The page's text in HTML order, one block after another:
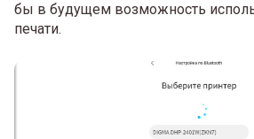
бы в будущем возможность
печати.